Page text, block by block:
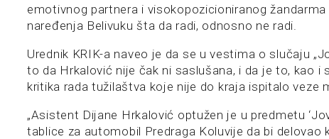
emotivnog partnera i visokopozicioniranog
naređenja Belivuku šta da radi, odnosno ne radi.
Urednik KRIK-a naveo je da se u vestima o slučaju
to da Hrkalović nije čak ni saslušana, i da je to, kao i
kritika rada tužilaštva koje nije do kraja ispitalo veze
„Asistent Dijane Hrkalović optužen je u predmetu
tablice za automobil Predraga Koluvije da bi delovao